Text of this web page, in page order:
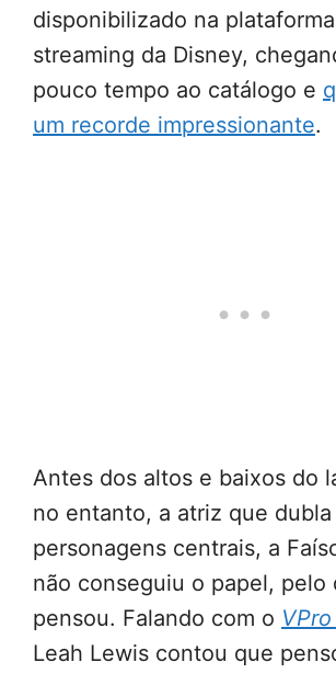
disponibilizado na
streaming da Disney,
pouco tempo ao catálogo e
um recorde impressionante.
Antes dos altos e baixos do
no entanto, a atriz que
personagens centrais, a
não conseguiu o papel, pelo
pensou. Falando com o
Leah Lewis contou que